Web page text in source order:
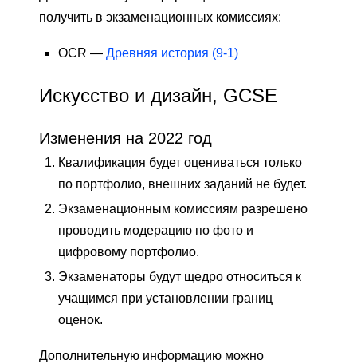
получить в экзаменационных комиссиях:
OCR — Древняя история (9-1)
Искусство и дизайн, GCSE
Изменения на 2022 год
Квалификация будет оцениваться только
по портфолио, внешних заданий не будет.
Экзаменационным комиссиям разрешено
проводить модерацию по фото и
цифровому портфолио.
Экзаменаторы будут щедро относиться к
учащимся при установлении границ
оценок.
Дополнительную информацию можно